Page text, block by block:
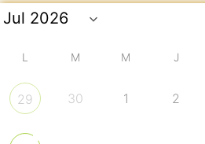
L M M J
29 30 1 2